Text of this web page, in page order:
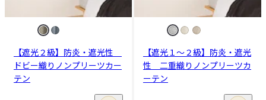
【遮光２級】防炎・遮光性
ドビー織りノンプリーツカー
テン
【遮光１～２級】防炎・遮光
性 二重織りノンプリーツカ
ーテン